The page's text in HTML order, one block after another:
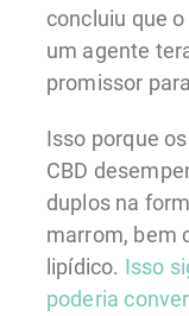
concluiu que
um agente
promissor
Isso porque
CBD
duplos na
marrom, bem
lipídico. Isso
poderia